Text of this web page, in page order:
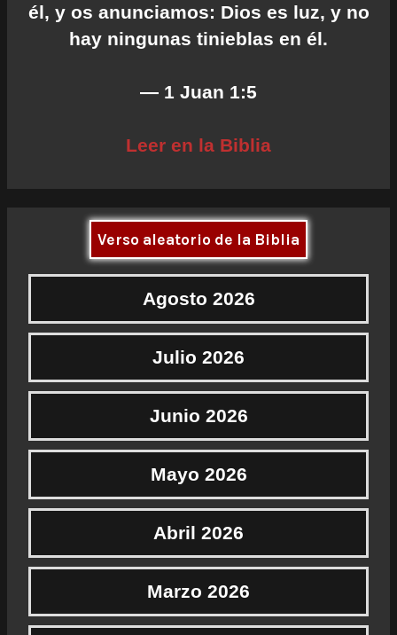
él, y os anunciamos: Dios es luz, y no
hay ningunas tinieblas en él.
— 1 Juan 1:5
Leer en la Biblia
Verso aleatorio de la Biblia
Agosto 2026
Julio 2026
Junio 2026
Mayo 2026
Abril 2026
Marzo 2026